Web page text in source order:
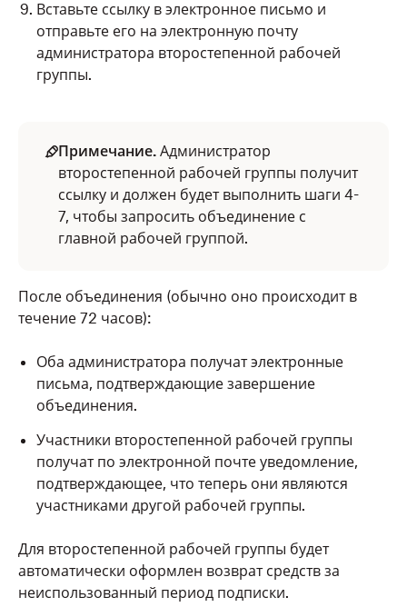
Вставьте ссылку в электронное письмо и
отправьте его на электронную почту
администратора второстепенной рабочей
группы.
Примечание. Администратор
второстепенной рабочей группы получит
ссылку и должен будет выполнить шаги 4-
7, чтобы запросить объединение с
главной рабочей группой.
После объединения (обычно оно происходит в
течение 72 часов):
Оба администратора получат электронные
письма, подтверждающие завершение
объединения.
Участники второстепенной рабочей группы
получат по электронной почте уведомление,
подтверждающее, что теперь они являются
участниками другой рабочей группы.
Для второстепенной рабочей группы будет
автоматически оформлен возврат средств за
неиспользованный период подписки.